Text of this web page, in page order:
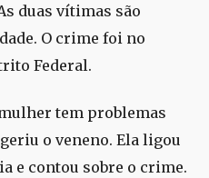
duas vítimas são
O crime foi no
Federal.
tem problemas
o veneno. Ela ligou
e contou sobre o crime.